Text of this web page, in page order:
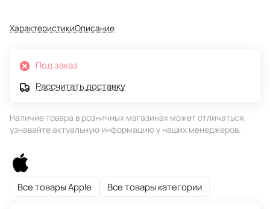
ХарактеристикиОписание
Под заказ
Рассчитать доставку
Наличие товара в розничных магазинах может отличаться,
узнавайте актуальную информацию у наших менеджеров.
Все товары Apple Все товары категории